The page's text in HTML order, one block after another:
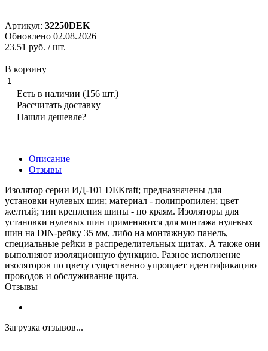
Артикул: 32250DEK
Обновлено 02.08.2026
23.51 руб. / шт.
В корзину
Есть в наличии (156 шт.)
Рассчитать доставку
Нашли дешевле?
Описание
Отзывы
Изолятор серии ИД-101 DEKraft; предназначены для
установки нулевых шин; материал - полипропилен; цвет –
желтый; тип крепления шины - по краям. Изоляторы для
установки нулевых шин применяются для монтажа нулевых
шин на DIN-рейку 35 мм, либо на монтажную панель,
специальные рейки в распределительных щитах. А также они
выполняют изоляционную функцию. Разное исполнение
изоляторов по цвету существенно упрощает идентификацию
проводов и обслуживание щита.
Отзывы
Загрузка отзывов...